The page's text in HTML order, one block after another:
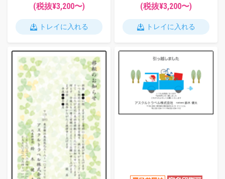
(税抜¥3,200〜)
トレイに入れる
(税抜¥3,200〜)
トレイに入れる